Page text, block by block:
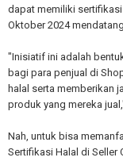
dapat memiliki
Oktober 2024
"Inisiatif ini adalah
bagi para penjual di
halal serta memberikan
produk yang mereka
Nah, untuk bisa
Sertifikasi Halal di Seller